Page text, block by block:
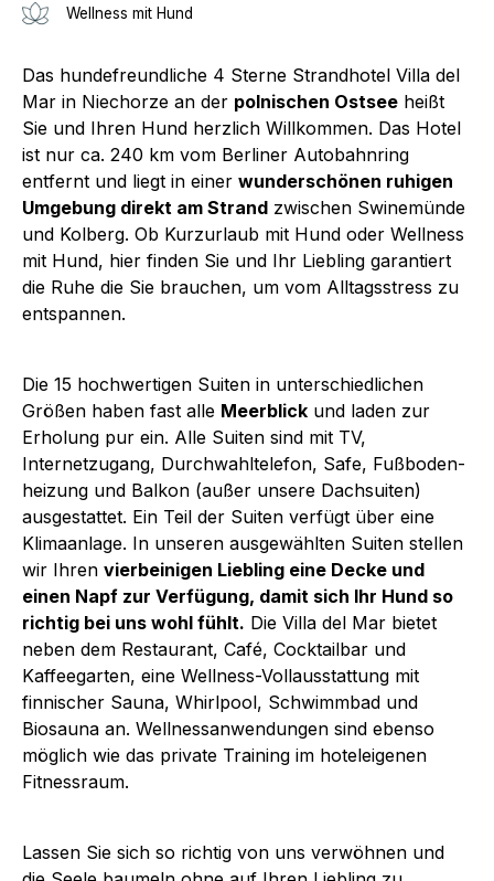
Wellness mit Hund
Das hundefreundliche 4 Sterne Strandhotel Villa del
Mar in Niechorze an der polnischen Ostsee heißt
Sie und Ihren Hund herzlich Willkommen. Das Hotel
ist nur ca. 240 km vom Berliner Autobahnring
entfernt und liegt in einer wunderschönen ruhigen
Umgebung direkt am Strand zwischen Swinemünde
und Kolberg. Ob Kurzurlaub mit Hund oder Wellness
mit Hund, hier finden Sie und Ihr Liebling garantiert
die Ruhe die Sie brauchen, um vom Alltagsstress zu
entspannen.
Die 15 hochwertigen Suiten in unterschiedlichen
Größen haben fast alle Meerblick und laden zur
Erholung pur ein. Alle Suiten sind mit TV,
Internetzugang, Durchwahltelefon, Safe, Fußboden-
heizung und Balkon (außer unsere Dachsuiten)
ausgestattet. Ein Teil der Suiten verfügt über eine
Klimaanlage. In unseren ausgewählten Suiten stellen
wir Ihren vierbeinigen Liebling eine Decke und
einen Napf zur Verfügung, damit sich Ihr Hund so
richtig bei uns wohl fühlt. Die Villa del Mar bietet
neben dem Restaurant, Café, Cocktailbar und
Kaffeegarten, eine Wellness-Vollausstattung mit
finnischer Sauna, Whirlpool, Schwimmbad und
Biosauna an. Wellnessanwendungen sind ebenso
möglich wie das private Training im hoteleigenen
Fitnessraum.
Lassen Sie sich so richtig von uns verwöhnen und